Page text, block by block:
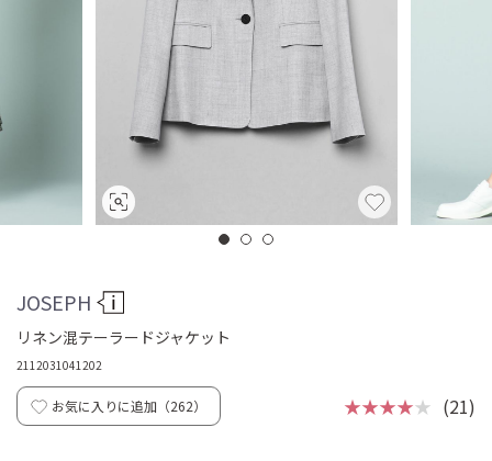
JOSEPH
リネン混テーラードジャケット
2112031041202
お気に入りに追加（262） ★★★★★ (21)